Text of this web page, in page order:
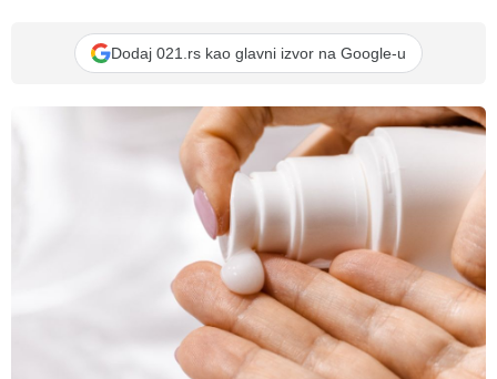
Dodaj 021.rs kao glavni izvor na Google-u